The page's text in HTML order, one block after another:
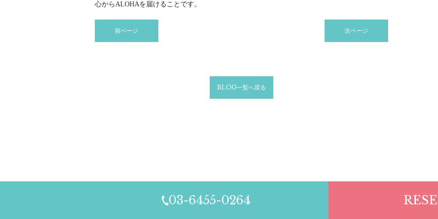
心からALOHAを届けることです。
前ページ 次ページ
BLOG一覧へ戻る
03-6455-0264